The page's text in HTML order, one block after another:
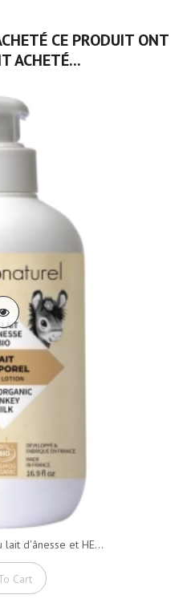
CE PRODUIT ONT
ACHETÉ...
d'ânesse et HE...
Cart